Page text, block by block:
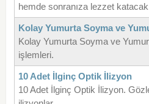
hemde sonranıza lezzet
Kolay Yumurta Soyma ve
Kolay Yumurta Soyma ve
işlemleri.
10 Adet İlginç Optik İlizyon
10 Adet İlginç Optik İlizyon.